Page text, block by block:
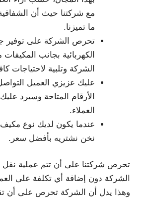
مع شركتنا حيث أن
ما تميزنا.
تحرص الشركة على توفير
الكهربائية بجانب
الشركة وتلبية لاحتياجات
عليك عزيزي العميل
الأرقام المتاحة وسيرد
العملاء.
عندما يكون لديك نوع
نخن نشتريه بأفضل سعر.
تحرص شركتنا على أن تتم عملية
الشركة دون إضافة أي تكلفة على
وهذا يدل أن الشركة تحرص على أن